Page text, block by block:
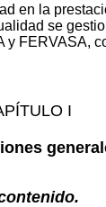
en la
se
y FERVASA,
I